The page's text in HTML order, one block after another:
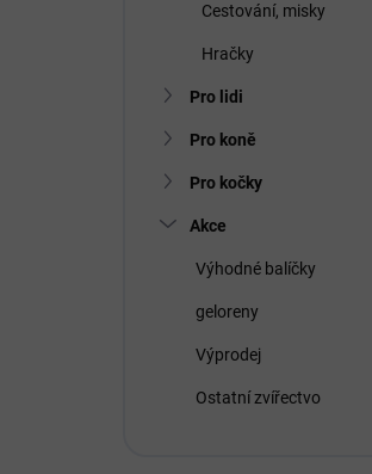
Cestování, misky
Hračky
Pro lidi
Pro koně
Pro kočky
Akce
Výhodné balíčky
geloreny
Výprodej
Ostatní zvířectvo